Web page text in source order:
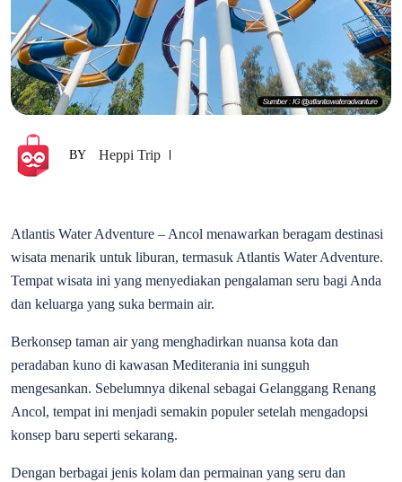
BY Heppi Trip
Atlantis Water Adventure – Ancol menawarkan beragam destinasi
wisata menarik untuk liburan, termasuk Atlantis Water Adventure.
Tempat wisata ini yang menyediakan pengalaman seru bagi Anda
dan keluarga yang suka bermain air.
Berkonsep taman air yang menghadirkan nuansa kota dan
peradaban kuno di kawasan Mediterania ini sungguh
mengesankan. Sebelumnya dikenal sebagai Gelanggang Renang
Ancol, tempat ini menjadi semakin populer setelah mengadopsi
konsep baru seperti sekarang.
Dengan berbagai jenis kolam dan permainan yang seru dan